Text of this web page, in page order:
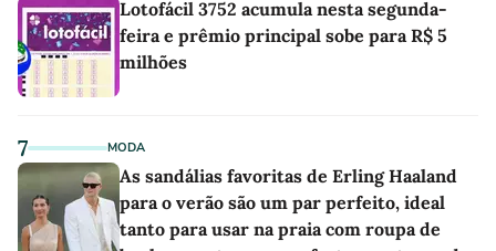
Lotofácil 3752 acumula nesta segunda-
feira e prêmio principal sobe para R$ 5
milhões
7 MODA
As sandálias favoritas de Erling Haaland
para o verão são um par perfeito, ideal
tanto para usar na praia com roupa de